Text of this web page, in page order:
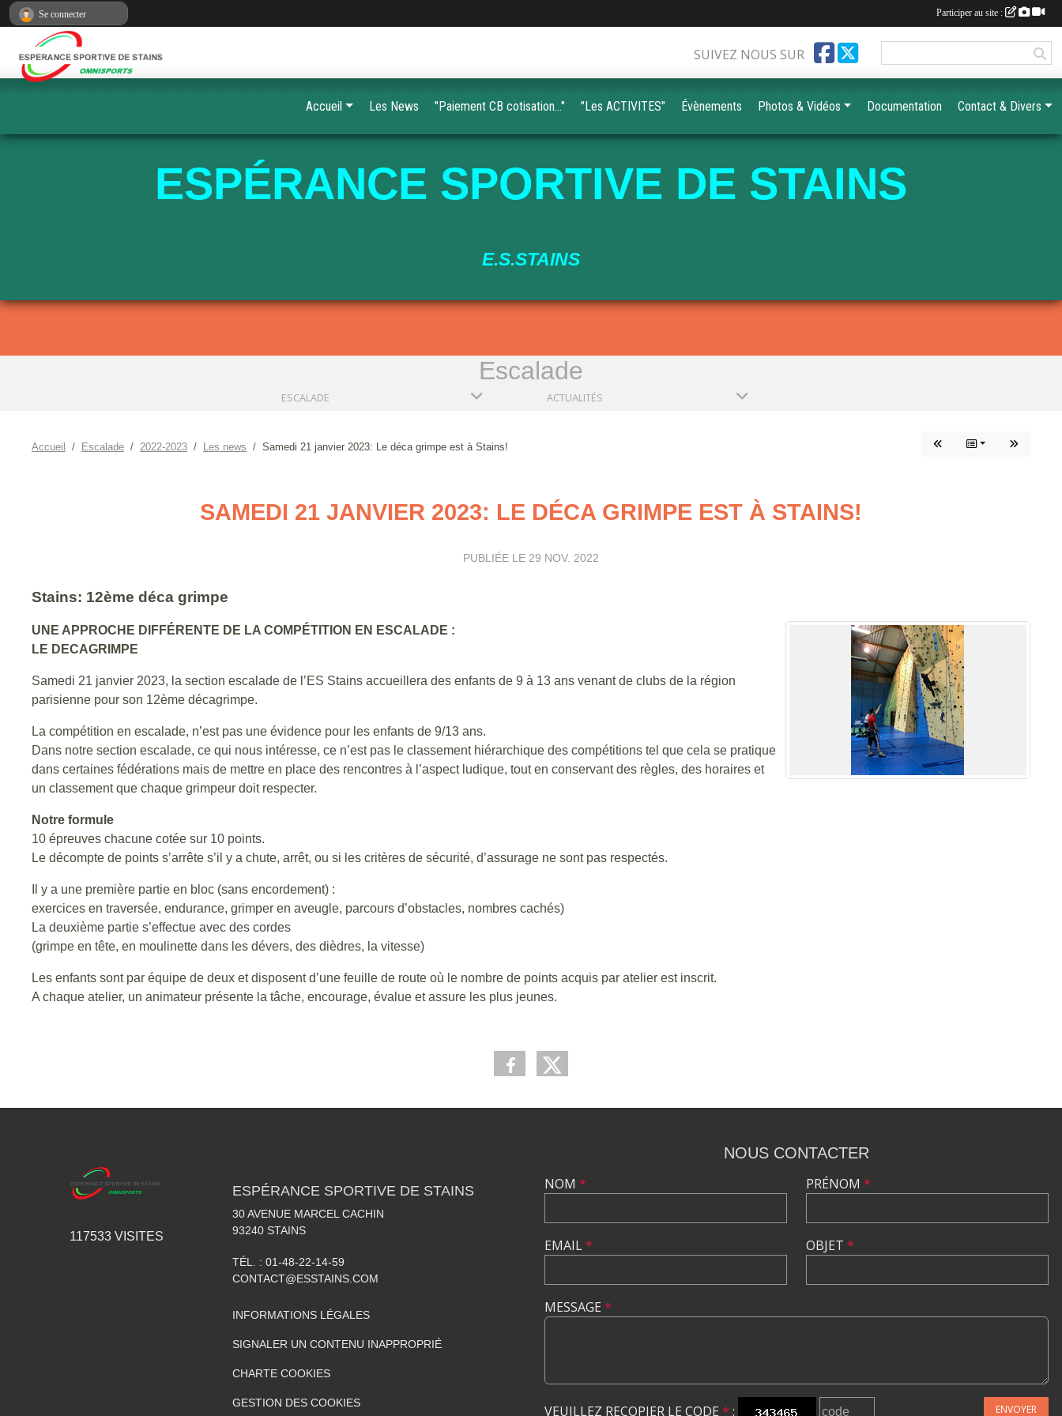
ESPÉRANCE SPORTIVE DE STAINS
E.S.STAINS
Escalade
ESCALADE ACTUALITÉS
Accueil Escalade 2022-2023 Les news Samedi 21 janvier 2023: Le déca grimpe est à Stains!
SAMEDI 21 JANVIER 2023: LE DÉCA GRIMPE EST À STAINS!
PUBLIÉE LE 29 NOV. 2022
Stains: 12ème déca grimpe
UNE APPROCHE DIFFÉRENTE DE LA COMPÉTITION EN ESCALADE :
LE DECAGRIMPE
Samedi 21 janvier 2023, la section escalade de l’ES Stains accueillera des enfants de 9 à 13 ans venant de clubs de la région
parisienne pour son 12ème décagrimpe.
La compétition en escalade, n’est pas une évidence pour les enfants de 9/13 ans.
Dans notre section escalade, ce qui nous intéresse, ce n’est pas le classement hiérarchique des compétitions tel que cela se pratique
dans certaines fédérations mais de mettre en place des rencontres à l’aspect ludique, tout en conservant des règles, des horaires et
un classement que chaque grimpeur doit respecter.
Notre formule
10 épreuves chacune cotée sur 10 points.
Le décompte de points s’arrête s’il y a chute, arrêt, ou si les critères de sécurité, d’assurage ne sont pas respectés.
Il y a une première partie en bloc (sans encordement) :
exercices en traversée, endurance, grimper en aveugle, parcours d’obstacles, nombres cachés)
La deuxième partie s’effectue avec des cordes
(grimpe en tête, en moulinette dans les dévers, des dièdres, la vitesse)
Les enfants sont par équipe de deux et disposent d’une feuille de route où le nombre de points acquis par atelier est inscrit.
A chaque atelier, un animateur présente la tâche, encourage, évalue et assure les plus jeunes.
SUIVEZ NOUS SUR
Accueil Les News "Paiement CB cotisation..." "Les ACTIVITES" Évènements Photos & Vidéos Documentation Contact & Divers
117533VISITES
ESPÉRANCE SPORTIVE DE STAINS
30 AVENUE MARCEL CACHIN
93240 STAINS
TÉL. : 01-48-22-14-59
CONTACT@ESSTAINS.COM
INFORMATIONS LÉGALES
SIGNALER UN CONTENU INAPPROPRIÉ
CHARTE COOKIES
GESTION DES COOKIES
NOUS CONTACTER
NOM *
EMAIL*
PRÉNOM *
OBJET *
MESSAGE *
VEUILLEZ RECOPIER LE CODE * : ENVOYER
Se connecter Participer au site :
Panneau de gestion des cookies